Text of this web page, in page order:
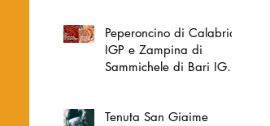
Peperoncino di Calabria
IGP e Zampina di
Sammichele di Bari IGP
Tenuta San Giaime